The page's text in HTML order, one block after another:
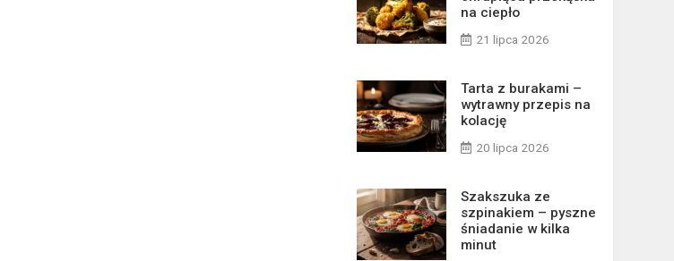
na ciepło
21 lipca 2026
Tarta z burakami –
wytrawny przepis na
kolację
20 lipca 2026
Szakszuka ze
szpinakiem – pyszne
śniadanie w kilka
minut